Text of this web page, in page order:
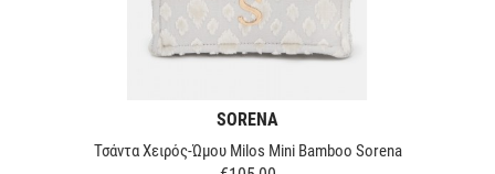
SORENA
Τσάντα Χειρός-Ώμου Milos Μini Bamboo Sorena